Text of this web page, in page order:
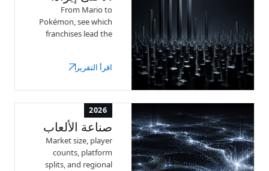
From Mario to
Pokémon, see which
franchises lead the
ranked list and key
اقرأ التقرير
2026
صناعة الألعاب
Market size, player
counts, platform
splits, and regional